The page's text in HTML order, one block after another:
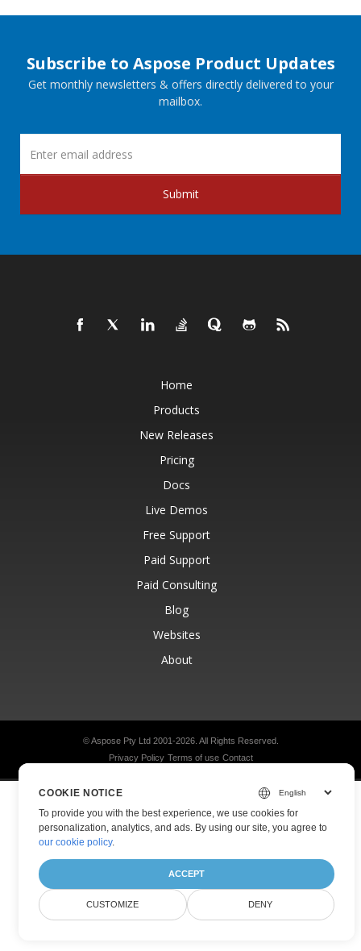
Subscribe to Aspose Product Updates
Get monthly newsletters & offers directly delivered to your
mailbox.
Submit
Home
Products
New Releases
Pricing
Docs
Live Demos
Free Support
Paid Support
Paid Consulting
Blog
Websites
About
© Aspose Pty Ltd 2001-2026. All Rights Reserved.
Privacy Policy Terms of use Contact
COOKIE NOTICE
To provide you with the best experience, we use cookies for
personalization, analytics, and ads. By using our site, you agree to
our cookie policy.
ACCEPT
CUSTOMIZE DENY